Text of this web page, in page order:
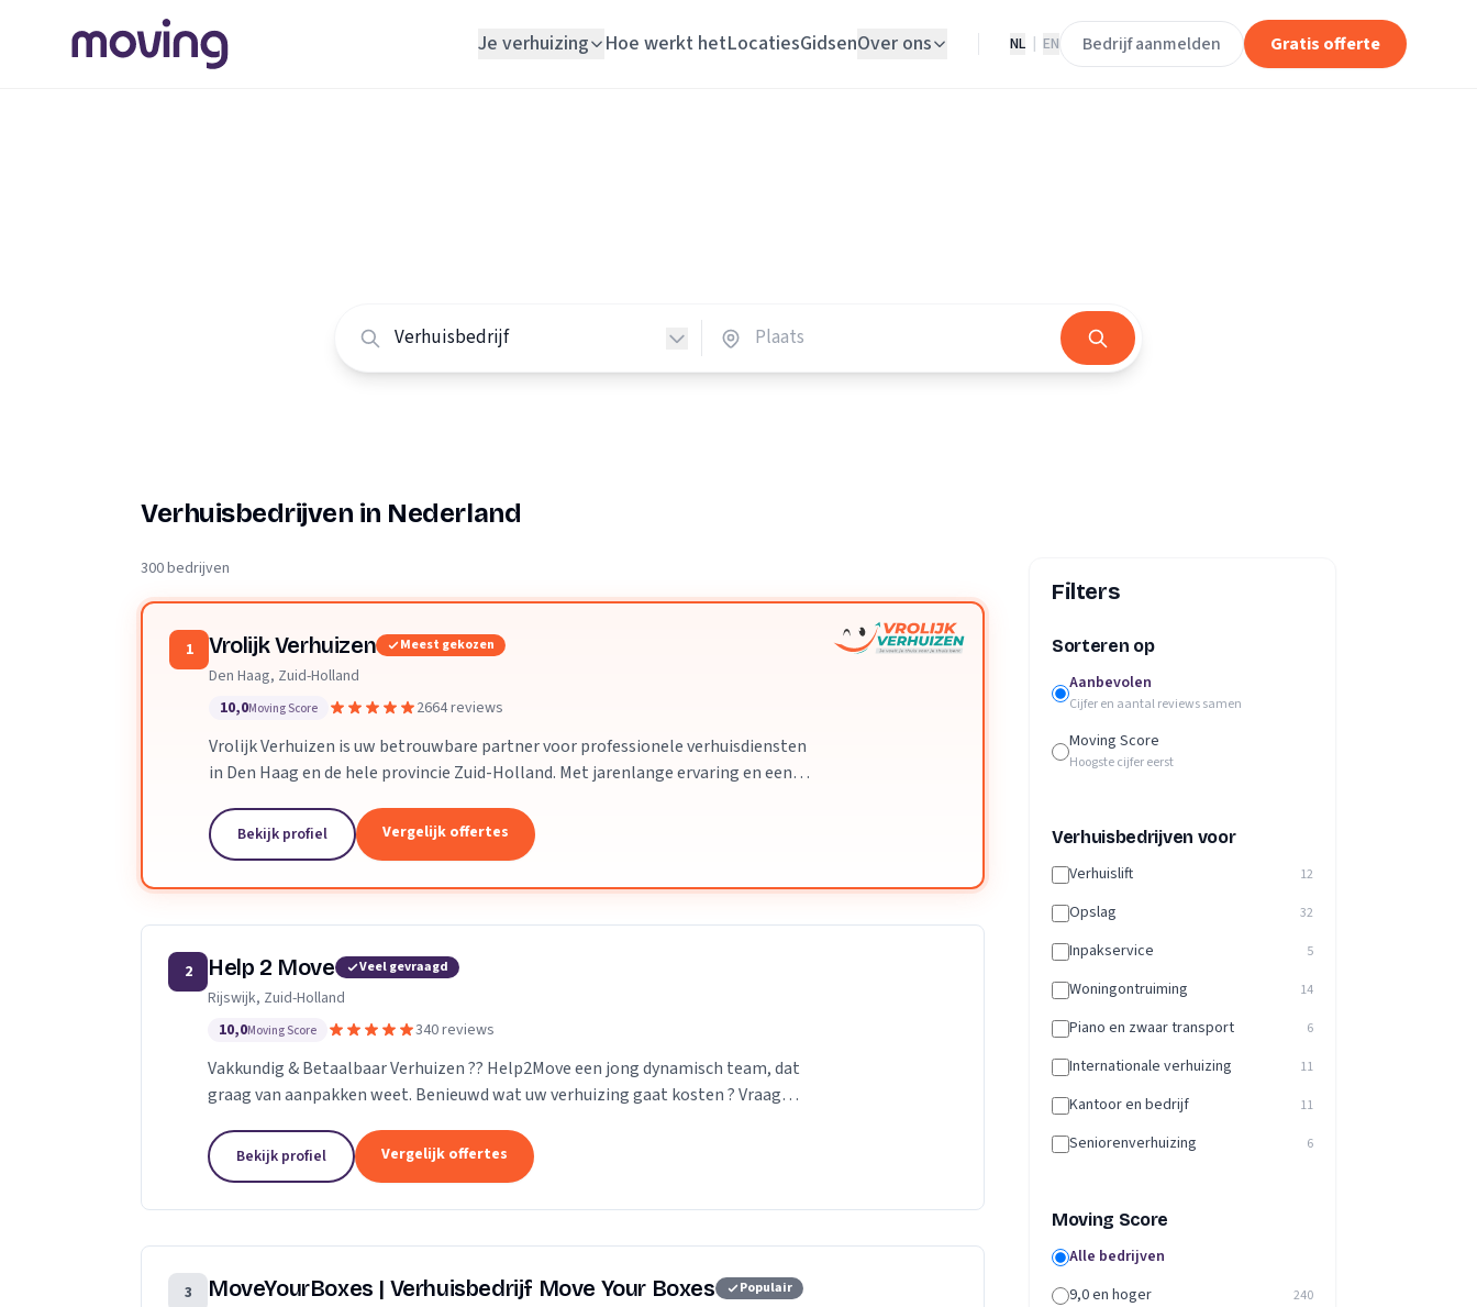
Je verhuizing
Loodgieter
Slotenmaker
Verhuisplanner
Hoe werkt hetLocatiesGidsenOver ons NL EN Bedrijf aanmelden Gratis offerte
Verhuisbedrijven in Nederland
300 bedrijven
1 Vrolijk Verhuizen Meest gekozen
Den Haag, Zuid-Holland
10,0Moving Score 2664 reviews
Vrolijk Verhuizen is uw betrouwbare partner voor professionele verhuisdiensten
in Den Haag en de hele provincie Zuid-Holland. Met jarenlange ervaring en een
verloopt.
Bekijk profiel Vergelijk offertes
2 Help 2 Move Veel gevraagd
Rijswijk, Zuid-Holland
10,0Moving Score 340 reviews
Vakkundig & Betaalbaar Verhuizen ?? Help2Move een jong dynamisch team, dat
graag van aanpakken weet. Benieuwd wat uw verhuizing gaat kosten ? Vraag
Bekijk profiel Vergelijk offertes
3 MoveYourBoxes | Verhuisbedrijf Move Your Boxes Populair
Filters
Sorteren op
Aanbevolen
Cijfer en aantal reviews samen
Moving Score
Hoogste cijfer eerst
Verhuisbedrijven voor
Verhuislift 12
Opslag 32
Inpakservice 5
Woningontruiming 14
Piano en zwaar transport 6
Internationale verhuizing 11
Kantoor en bedrijf 11
Seniorenverhuizing 6
Moving Score
Alle bedrijven
9,0 en hoger
240